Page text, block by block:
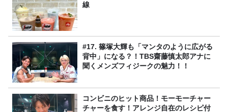
線
#17. 篠塚大輝も「マンタのように広がる
背中」になる？！TBS齋藤慎太郎アナに
聞くメンズフィジークの魅力！！
コンビニのヒット商品！モーモーチャー
チャーを食す！アレンジ自在のレシピ付